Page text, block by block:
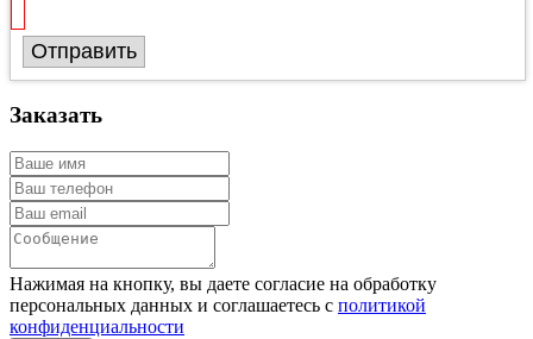
Отправить
Заказать
Нажимая на кнопку, вы даете согласие на обработку
персональных данных и соглашаетесь с политикой
конфиденциальности